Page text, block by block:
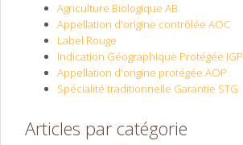
Agriculture Biologique AB
Appellation d'origine contrôlée AOC
Label Rouge
Indication Géographique Protégée IGP
Appellation d'origine protégée AOP
Spécialité traditionnelle Garantie STG
Articles par catégorie